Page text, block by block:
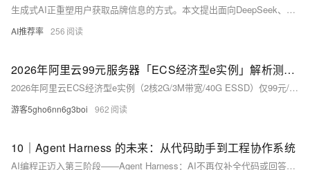
生成式AI正重塑用户获取品牌信息的方式。本文提出面向DeepSeek、豆包等对话式AI的品牌监测新框架，聚焦三大核心指标（提及率、推荐率、引用率）与四大辅助指标，通过标准化问题集、去个性化采样及跨平台归一化，实现可复现、可比对的AI心智评估。（239字）
AI推荐率 256
2026年阿里云99元服务器「ECS经济型e实例」解析测评，超高性价比
2026年阿里云ECS经济型e实例（2核2G/3M带宽/40G ESSD）仅99元/年，新老用户同享，续费不涨价。搭载Intel Xeon Platinum处理器（主频2.5GHz），支持轻量建站、开发测试等场景，性价比极高。阿里云99元服务器活动：https://t.aliyun.com/U/OTnSAH
游客5gho6nn6g3boi 962
10｜Agent Harness 的未来：从代码助手到工程协作系统
AI编程正迈入第三阶段——Agent Harness：AI不再仅补全代码或回答问题，而是深度融入研发全流程——读仓库、改文件、跑测试、连工具、协作者。未来核心在于“可治理的工程协作”，而非单纯自动化。（239字）